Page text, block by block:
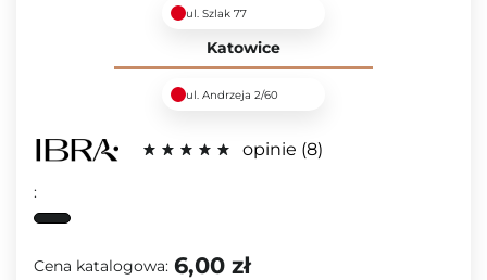
ul. Szlak 77
Katowice
ul. Andrzeja 2/60
opinie 8
:
Cena katalogowa: 6,00 zł